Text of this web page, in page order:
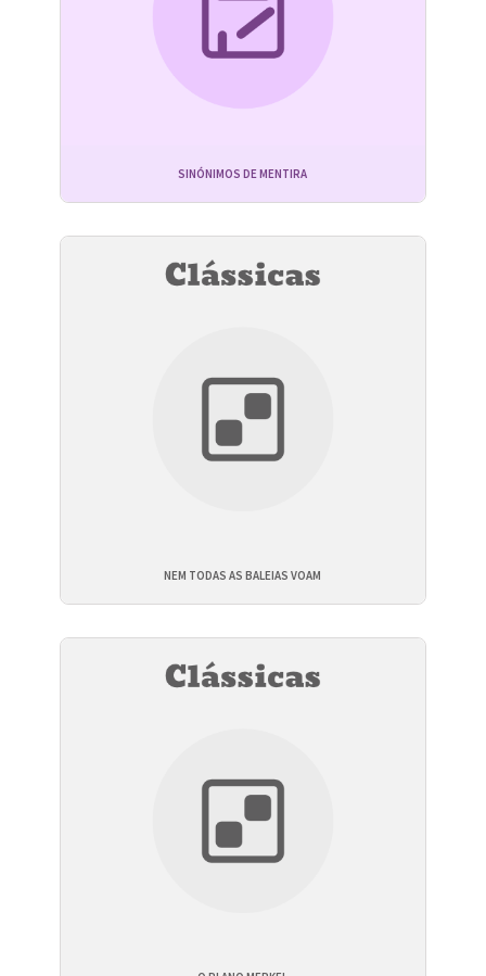
SINÓNIMOS DE MENTIRA
NEM TODAS AS BALEIAS VOAM